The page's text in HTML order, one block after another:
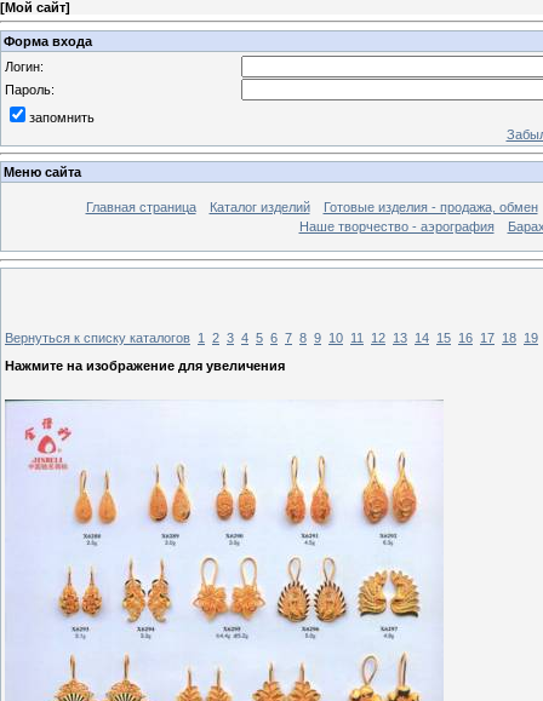
[Мой сайт]
Форма входа
Логин:
Пароль:
запомнить
Меню сайта
Главная страница Каталог изделий
Готовые изделия - продажа, обмен
Наше творчество - аэрография
Вернуться к списку каталогов 1 2 3 4 5 6 7 8 9 10 11 12 13 14 15 16 17 18 19
Нажмите на изображение для увеличения